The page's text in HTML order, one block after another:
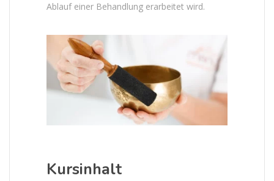
Ablauf einer Behandlung erarbeitet wird.
Kursinhalt